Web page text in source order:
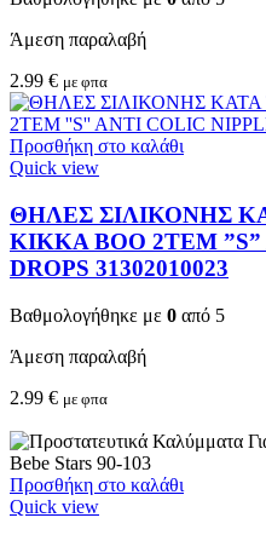
Άμεση παραλαβή
2.99 € με φπα
Προσθήκη στο καλάθι
Quick view
ΘΗΛΕΣ ΣΙΛΙΚΟΝΗΣ
KIKKA BOO 2TEM
DROPS 31302010023
Βαθμολογήθηκε με 0 από 5
Άμεση παραλαβή
2.99 € με φπα
Προσθήκη στο καλάθι
Quick view